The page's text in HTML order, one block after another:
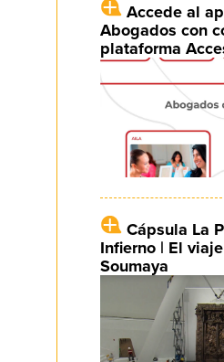
Accede al
Abogados con
plataforma
Cápsula La
Infierno | El
Soumaya